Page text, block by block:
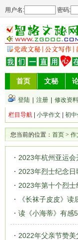
用户名: 密码:
首页 文秘
登陆 注册 修改资料
栏目导航 小学作文 初中
您当前的位置： 首页 > 作
2023年杭州亚运
2023年烈士纪念
2023年第十个烈
《长袜子皮皮》
读《小海蒂》有感
2022年父亲节赞